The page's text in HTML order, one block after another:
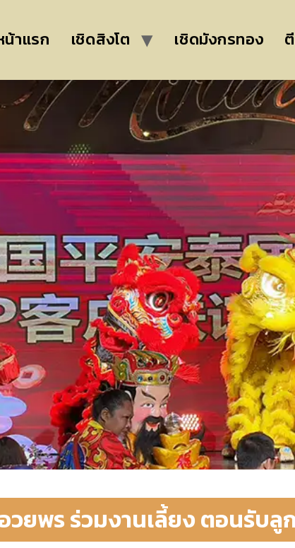
น้าแรก เชิดสิงโต เชิดมังกรทอง
วยพร ร่วมงานเลี้ยง ตอนรับลู